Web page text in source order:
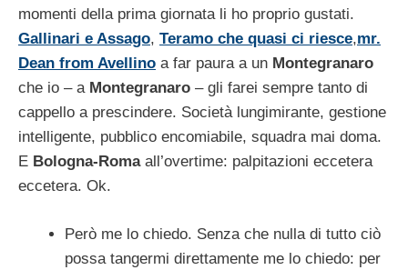
momenti della prima giornata li ho proprio gustati.
Gallinari e Assago, Teramo che quasi ci riesce,mr.
Dean from Avellino a far paura a un Montegranaro
che io – a Montegranaro – gli farei sempre tanto di
cappello a prescindere. Società lungimirante, gestione
intelligente, pubblico encomiabile, squadra mai doma.
E Bologna-Romaall’overtime: palpitazioni eccetera
eccetera. Ok.
Però me lo chiedo. Senza che nulla di tutto ciò
possa tangermi direttamente me lo chiedo: per